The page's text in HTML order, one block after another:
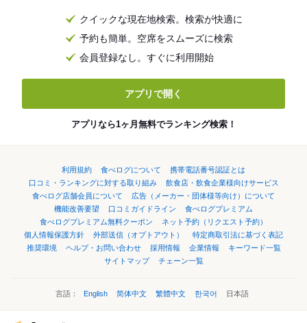
クイックな現在地検索。検索が快適に
予約も簡単。空席をスムーズに検索
会員登録なし。すぐに利用開始
アプリで開く
アプリなら1ヶ月無料でランキング検索！
利用規約 食べログについて
携帯電話番号認証とは
口コミ・ランキングに対する取り組み
飲食店・飲食企業様向けサービス
食べログ店舗会員について
広告（メーカー・団体様等向け）について
機能改善要望
口コミガイドライン
食べログプレミアム
食べログプレミアム無料クーポン
ネット予約（リクエスト予約）
個人情報保護方針
外部送信（オプトアウト）
特定商取引法に基づく表記
推奨環境
ヘルプ・お問い合わせ 採用情報 企業情報
キーワード一覧
サイトマップ
チェーン一覧
言語： English 简体中文 繁體中文 한국어 日本語